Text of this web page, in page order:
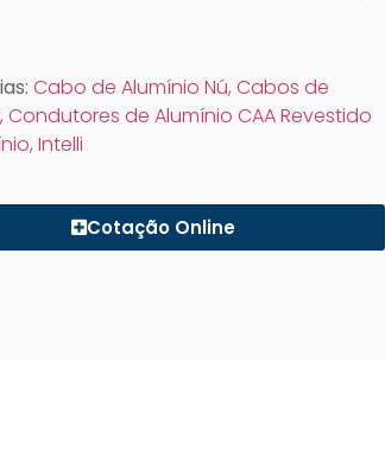
Cabo de Alumínio Nú, Cabos de
, Condutores de Alumínio CAA Revestido
, Intelli
Cotação Online